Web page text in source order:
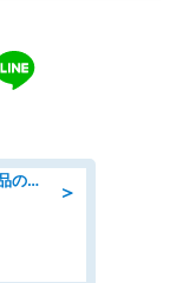
＞
未経験/トヨタ自動車 田原工場で部品の運搬作業/tutumi